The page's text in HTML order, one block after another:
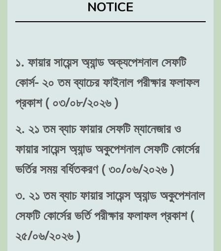
NOTICE
১. ফায়ার সায়েন্স অ্যান্ড অক্যপেশনাল সেফটি
কোর্স- ২০ তম ব্যাচের ফাইনাল পরীক্ষার ফলাফল
প্রকাশ ( ০৩/০৮/২০২৬ )
২. ২১ তম ব্যাচ ফায়ার সেফটি ম্যানেজার ও
ফায়ার সায়েন্স অ্যান্ড অকুপেশনাল সেফটি কোর্সের
ভর্তির সময় বর্ধিতকরণ ( ৩০/০৬/২০২৬ )
৩. ২১ তম ব্যাচ ফায়ার সায়েন্স অ্যান্ড অকুপেশনাল
সেফটি কোর্সের ভর্তি পরীক্ষার ফলাফল প্রকাশ (
২৫/০৬/২০২৬ )